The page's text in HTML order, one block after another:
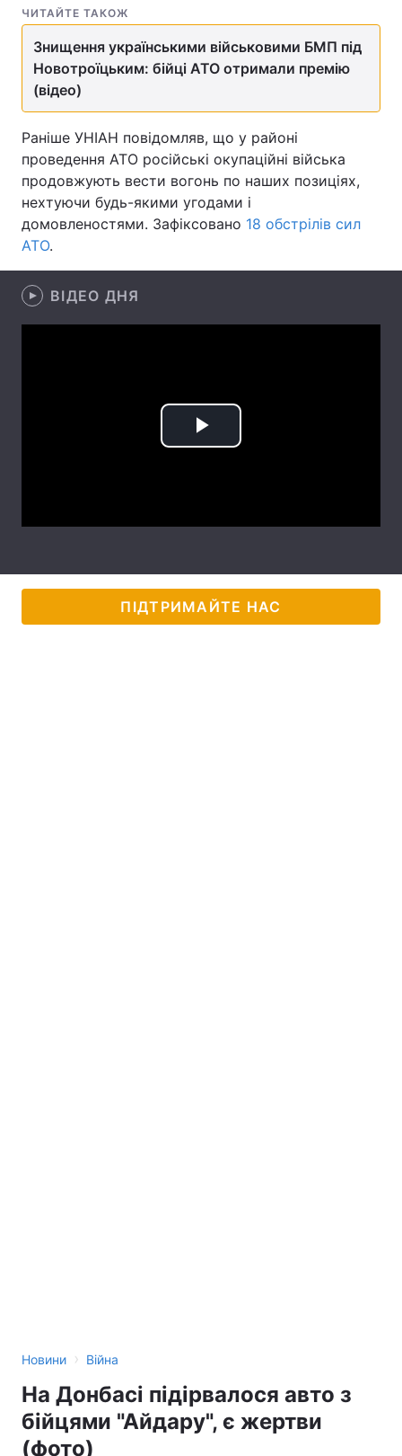
Спорт Наука
Техно і зв'язок Лайт
Здоров'я Туризм
Цікавинки Погода
Екологія
Вакансії
ЧИТАЙТЕ ТАКОЖ
Знищення українськими військовими БМП під
Новотроїцьким: бійці АТО отримали премію
(відео)
Раніше УНІАН повідомляв, що у районі
проведення АТО російські окупаційні війська
продовжують вести вогонь по наших позиціях,
нехтуючи будь-якими угодами і
домовленостями. Зафіксовано 18 обстрілів сил
АТО.
ВІДЕО ДНЯ
Play
ПІДТРИМАЙТЕ НАС
Новини › Війна
На Донбасі підірвалося авто з
бійцями "Айдару", є жертви
(фото)